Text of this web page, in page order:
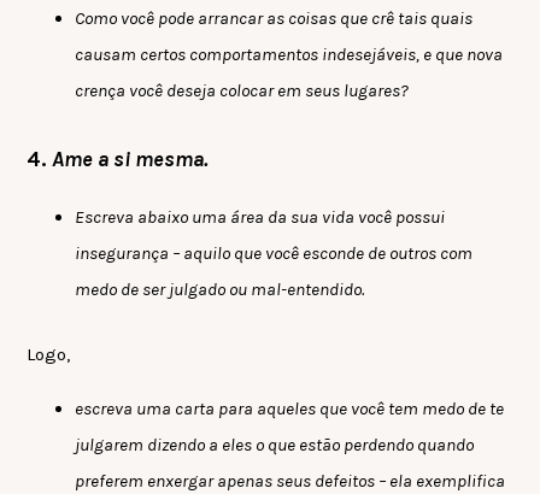
Como você pode arrancar as coisas que crê tais quais
causam certos comportamentos indesejáveis, e que nova
crença você deseja colocar em seus lugares?
4.Ame a si mesma.
Escreva abaixo uma área da sua vida você possui
insegurança – aquilo que você esconde de outros com
medo de ser julgado ou mal-entendido.
Logo,
escreva uma carta para aqueles que você tem medo de te
julgarem dizendo a eles o que estão perdendo quando
preferem enxergar apenas seus defeitos – ela exemplifica